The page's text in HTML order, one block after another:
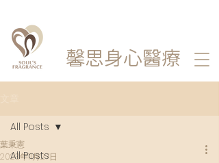
馨思身心醫療
All Posts
All Posts
葉秉憲
2023年11月27日